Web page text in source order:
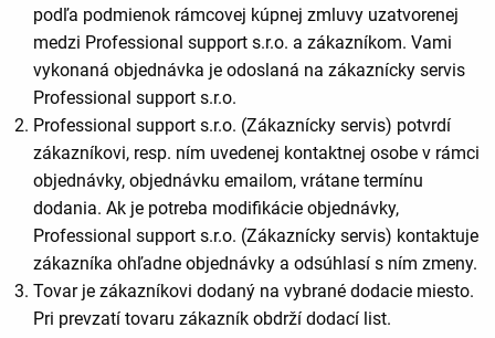
podľa podmienok rámcovej kúpnej zmluvy uzatvorenej
medzi Professional support s.r.o. a zákazníkom. Vami
vykonaná objednávka je odoslaná na zákaznícky servis
Professional support s.r.o.
Professional support s.r.o. (Zákaznícky servis) potvrdí
zákazníkovi, resp. ním uvedenej kontaktnej osobe v rámci
objednávky, objednávku emailom, vrátane termínu
dodania. Ak je potreba modifikácie objednávky,
Professional support s.r.o. (Zákaznícky servis) kontaktuje
zákazníka ohľadne objednávky a odsúhlasí s ním zmeny.
Tovar je zákazníkovi dodaný na vybrané dodacie miesto.
Pri prevzatí tovaru zákazník obdrží dodací list.